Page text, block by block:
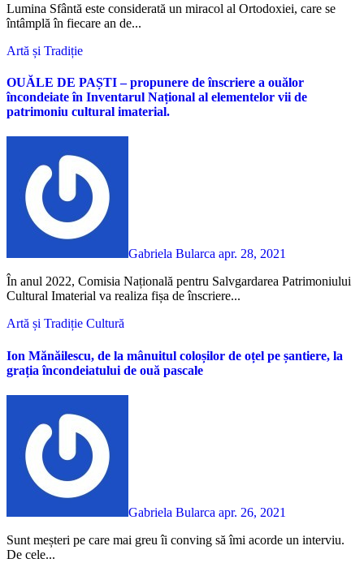
Lumina Sfântă este considerată un miracol al Ortodoxiei, care se
întâmplă în fiecare an de...
Artă și Tradiție
OUĂLE DE PAȘTI – propunere de înscriere a ouălor
încondeiate în Inventarul Național al elementelor vii de
patrimoniu cultural imaterial.
Gabriela Bularca apr. 28, 2021
În anul 2022, Comisia Națională pentru Salvgardarea Patrimoniului
Cultural Imaterial va realiza fișa de înscriere...
Artă și Tradiție Cultură
Ion Mănăilescu, de la mânuitul coloșilor de oțel pe șantiere, la
grația încondeiatului de ouă pascale
Gabriela Bularca apr. 26, 2021
Sunt meșteri pe care mai greu îi conving să îmi acorde un interviu.
De cele...